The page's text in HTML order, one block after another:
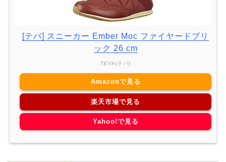
[テバ] スニーカー Ember Moc ファイヤードブリ
ック 26 cm
TEVA(テバ)
Amazonで見る
楽天市場で見る
Yahoo!で見る